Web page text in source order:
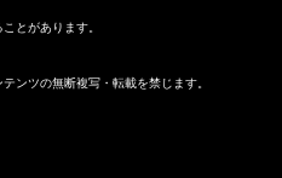
とがあります。
ンツの無断複写・転載を禁じます。